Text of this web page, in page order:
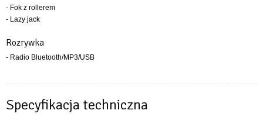
- Fok z rollerem
- Lazy jack
Rozrywka
- Radio Bluetooth/MP3/USB
Specyfikacja techniczna